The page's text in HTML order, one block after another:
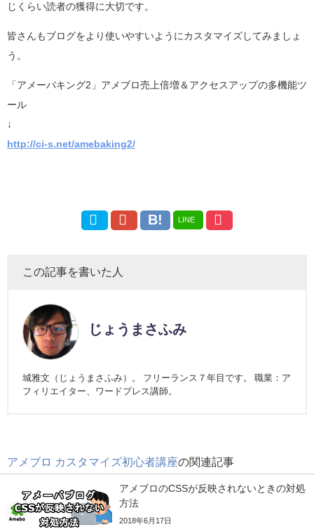
じくらい読者の獲得に大切です。
皆さんもブログをより使いやすいようにカスタマイズしてみましょ
う。
「アメーバキング2」アメブロ売上倍増＆アクセスアップの多機能ツ
ール
↓
http://ci-s.net/amebaking2/
LINE
この記事を書いた人
じょうまさふみ
城雅文（じょうまさふみ）。 フリーランス７年目です。 職業：ア
フィリエイター、ワードプレス講師。
アメブロ カスタマイズ初心者講座の関連記事
アメブロのCSSが反映されないときの対処
方法
2018年6月17日